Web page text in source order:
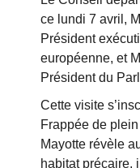
ce lundi 7 avril,
Président
européenne, et
Président du
Cette visite
Frappée de
Mayotte révèle
habitat précaire,